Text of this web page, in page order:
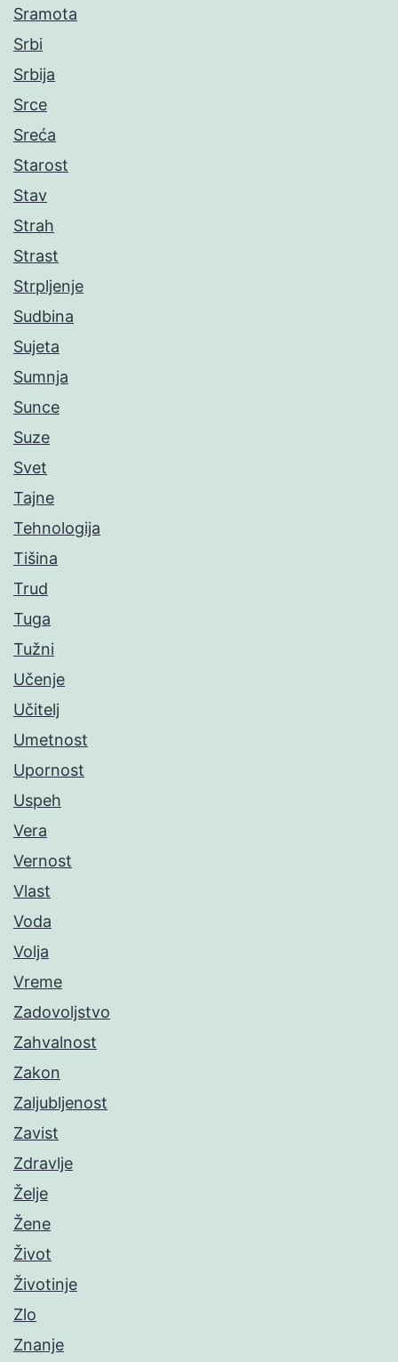
Sramota
Srbi
Srbija
Srce
Sreća
Starost
Stav
Strah
Strast
Strpljenje
Sudbina
Sujeta
Sumnja
Sunce
Suze
Svet
Tajne
Tehnologija
Tišina
Trud
Tuga
Tužni
Učenje
Učitelj
Umetnost
Upornost
Uspeh
Vera
Vernost
Vlast
Voda
Volja
Vreme
Zadovoljstvo
Zahvalnost
Zakon
Zaljubljenost
Zavist
Zdravlje
Želje
Žene
Život
Životinje
Zlo
Znanje